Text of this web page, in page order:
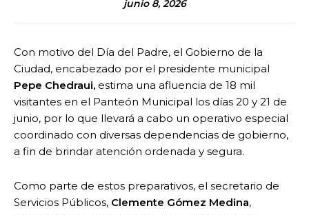
junio 8, 2026
Con motivo del Día del Padre, el Gobierno de la
Ciudad, encabezado por el presidente municipal
Pepe Chedraui, estima una afluencia de 18 mil
visitantes en el Panteón Municipal los días 20 y 21 de
junio, por lo que llevará a cabo un operativo especial
coordinado con diversas dependencias de gobierno,
a fin de brindar atención ordenada y segura.
Como parte de estos preparativos, el secretario de
Servicios Públicos, Clemente Gómez Medina,